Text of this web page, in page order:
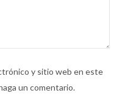
y sitio web en este
un comentario.